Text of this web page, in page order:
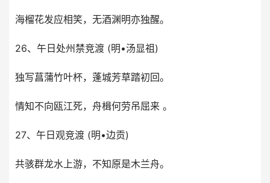
海榴花发应相笑，无酒渊明亦独醒。
26、午日处州禁竞渡 (明•汤显祖)
独写菖蒲竹叶杯，蓬城芳草踏初回。
情知不向瓯江死，舟楫何劳吊屈来 。
27、午日观竞渡 (明•边贡)
共骇群龙水上游，不知原是木兰舟。